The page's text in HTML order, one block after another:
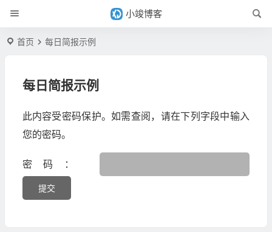
小竣博客
首页 每日简报示例
每日简报示例
此内容受密码保护。如需查阅，请在下列字段中输入
您的密码。
密码：